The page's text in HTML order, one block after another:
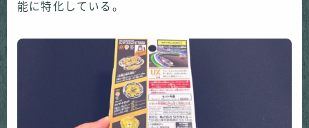
能に特化している。